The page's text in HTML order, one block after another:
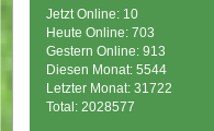
Jetzt Online: 10
Heute Online: 703
Gestern Online: 913
Diesen Monat: 5544
Letzter Monat: 31722
Total: 2028577